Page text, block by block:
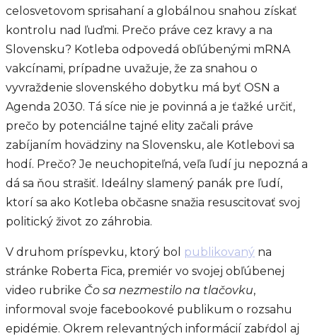
celosvetovom sprisahaní a globálnou snahou získať
kontrolu nad ľuďmi. Prečo práve cez kravy a na
Slovensku? Kotleba odpovedá obľúbenými mRNA
vakcínami, prípadne uvažuje, že za snahou o
vyvraždenie slovenského dobytku má byť OSN a
Agenda 2030. Tá síce nie je povinná a je ťažké určiť,
prečo by potenciálne tajné elity začali práve
zabíjaním hovädziny na Slovensku, ale Kotlebovi sa
hodí. Prečo? Je neuchopiteľná, veľa ľudí ju nepozná a
dá sa ňou strašiť. Ideálny slamený panák pre ľudí,
ktorí sa ako Kotleba občasne snažia resuscitovať svoj
politický život zo záhrobia.
V druhom príspevku, ktorý bol publikovaný na
stránke Roberta Fica, premiér vo svojej obľúbenej
video rubrike Čo sa nezmestilo na tlačovku,
informoval svoje facebookové publikum o rozsahu
epidémie. Okrem relevantných informácií zabŕdol aj